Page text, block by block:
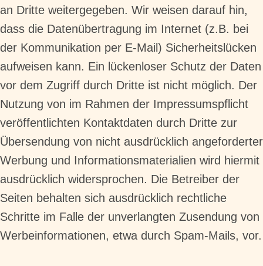
an Dritte weitergegeben. Wir weisen darauf hin,
dass die Datenübertragung im Internet (z.B. bei
der Kommunikation per E-Mail) Sicherheitslücken
aufweisen kann. Ein lückenloser Schutz der Daten
vor dem Zugriff durch Dritte ist nicht möglich. Der
Nutzung von im Rahmen der Impressumspflicht
veröffentlichten Kontaktdaten durch Dritte zur
Übersendung von nicht ausdrücklich angeforderter
Werbung und Informationsmaterialien wird hiermit
ausdrücklich widersprochen. Die Betreiber der
Seiten behalten sich ausdrücklich rechtliche
Schritte im Falle der unverlangten Zusendung von
Werbeinformationen, etwa durch Spam-Mails, vor.